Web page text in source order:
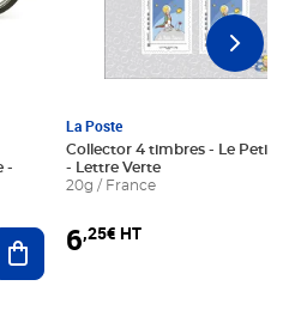
Ajouter au panier
La Poste
Collector 4 timbres - Le Petit
- Lettre Verte
20g / France
6,25€ HT